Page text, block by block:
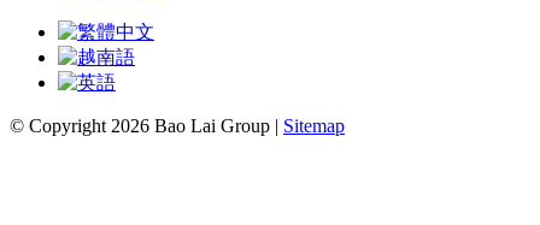
© Copyright 2026 Bao Lai Group | Sitemap